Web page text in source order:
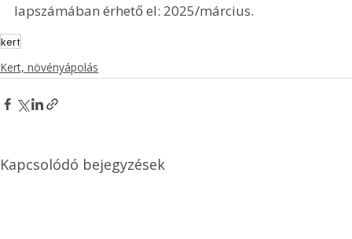
lapszámában érhető el: 2025/március.
kert
Kert, növényápolás
Kapcsolódó bejegyzések